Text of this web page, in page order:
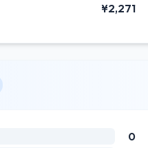
¥2,271
0